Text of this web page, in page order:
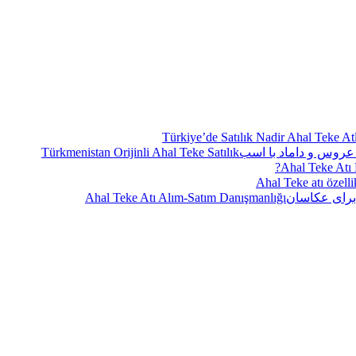
Türkiye’de Satılık Nadir Ahal Teke
Türkmenistan Orijinli Ahal Teke Satılık
Ahal Teke Atı
Ahal Teke atı
Ahal Teke Atı Alım-Satım Danışmanlığı